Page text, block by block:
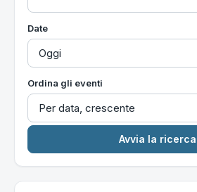
Date
Ordina gli eventi